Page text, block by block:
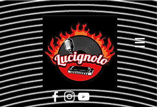
[google5752d089b3584a1d.html]